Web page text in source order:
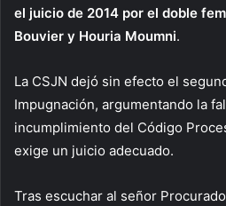
el juicio de 2014 por el doble
Bouvier y Houria Moumni.
La CSJN dejó sin efecto el
Impugnación, argumentando la
incumplimiento del Código
exige un juicio adecuado.
Tras escuchar al señor